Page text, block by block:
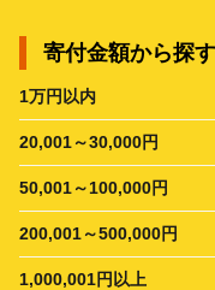
寄付金額から探す
1万円以内
20,001～30,000円
50,001～100,000円
200,001～500,000円
1,000,001円以上